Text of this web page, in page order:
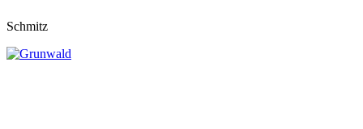
Schmitz